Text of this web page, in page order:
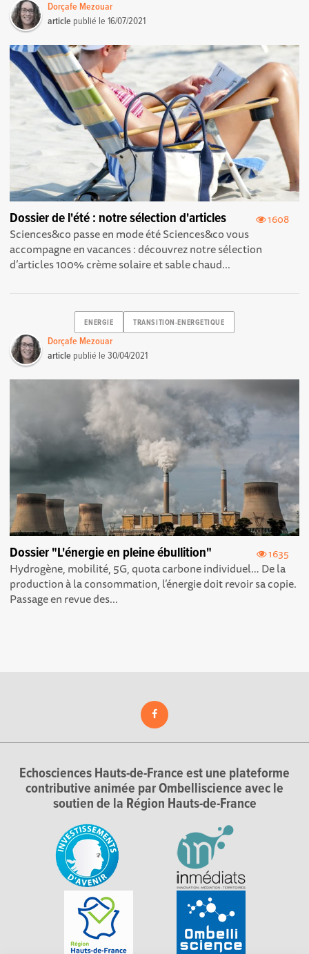
Dorçafe Mezouar
article publié le16/07/2021
1608
Dossier de l'été : notre sélection d'articles
Sciences&co passe en mode été Sciences&co vous
accompagne en vacances : découvrez notre sélection
d’articles 100% crème solaire et sable chaud...
ENERGIE TRANSITION-ENERGETIQUE
Dorçafe Mezouar
article publié le30/04/2021
1635
Dossier "L'énergie en pleine ébullition"
Hydrogène, mobilité, 5G, quota carbone individuel… De la
production à la consommation, l’énergie doit revoir sa copie.
Passage en revue des...
Echosciences Hauts-de-France est une plateforme
contributive animée par Ombelliscience avec le
soutien de la Région Hauts-de-France